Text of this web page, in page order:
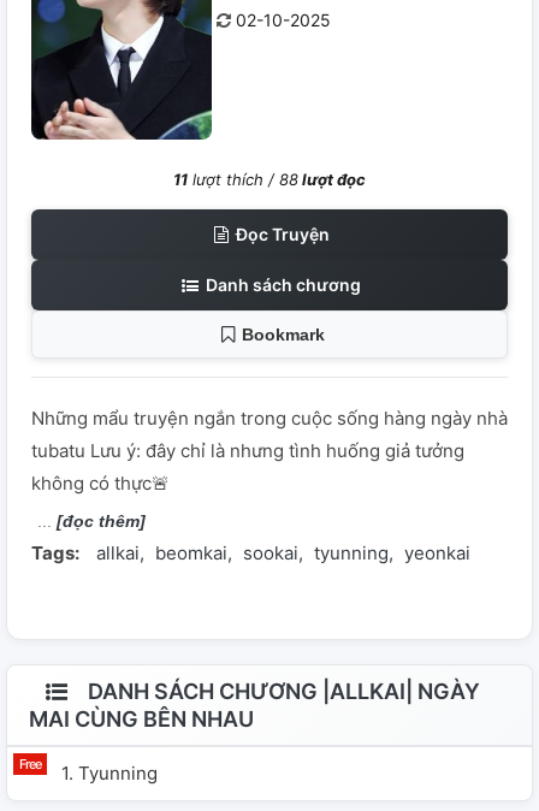
02-10-2025
11 lượt thích /88lượt đọc
Đọc Truyện
Danh sách chương
Bookmark
Những mẩu truyện ngắn trong cuộc sống hàng ngày nhà
tubatu Lưu ý: đây chỉ là nhưng tình huống giả tưởng
không có thực🚨
[đọc thêm]
Tags: allkai beomkai sookai tyunning yeonkai
DANH SÁCH CHƯƠNG |ALLKAI| NGÀY
MAI CÙNG BÊN NHAU
1. Tyunning